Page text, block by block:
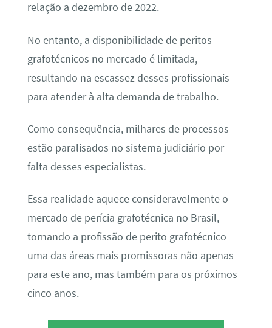
relação a dezembro de 2022.
No entanto, a disponibilidade de peritos
grafotécnicos no mercado é limitada,
resultando na escassez desses profissionais
para atender à alta demanda de trabalho.
Como consequência, milhares de processos
estão paralisados no sistema judiciário por
falta desses especialistas.
Essa realidade aquece consideravelmente o
mercado de perícia grafotécnica no Brasil,
tornando a profissão de perito grafotécnico
uma das áreas mais promissoras não apenas
para este ano, mas também para os próximos
cinco anos.